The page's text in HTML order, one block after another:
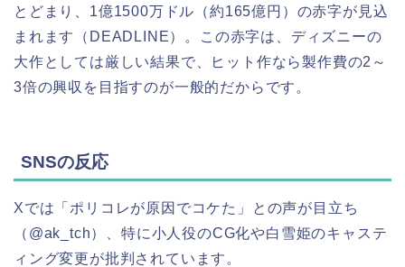
とどまり、1億1500万ドル（約165億円）の赤字が見込
まれます（DEADLINE）。この赤字は、ディズニーの
大作としては厳しい結果で、ヒット作なら製作費の2～
3倍の興収を目指すのが一般的だからです。
SNSの反応
Xでは「ポリコレが原因でコケた」との声が目立ち
（@ak_tch）、特に小人役のCG化や白雪姫のキャステ
ィング変更が批判されています。